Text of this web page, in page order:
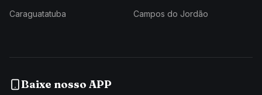
Caraguatatuba Campos do Jordão
Baixe nosso APP